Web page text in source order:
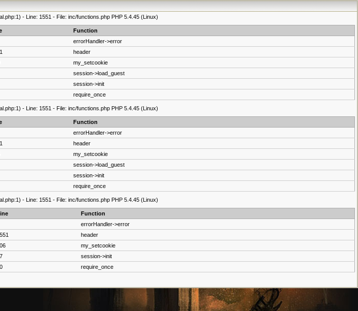
- Line: 1551 - File: inc/functions.php PHP 5.4.45 (Linux)
Function
errorHandler->error
header
my_setcookie
session->load_guest
session->init
require_once
- Line: 1551 - File: inc/functions.php PHP 5.4.45 (Linux)
Function
errorHandler->error
header
my_setcookie
session->load_guest
session->init
require_once
- Line: 1551 - File: inc/functions.php PHP 5.4.45 (Linux)
Function
errorHandler->error
header
my_setcookie
session->init
require_once